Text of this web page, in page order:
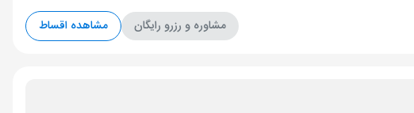
مشاوره و رزرو رایگان مشاهده اقساط